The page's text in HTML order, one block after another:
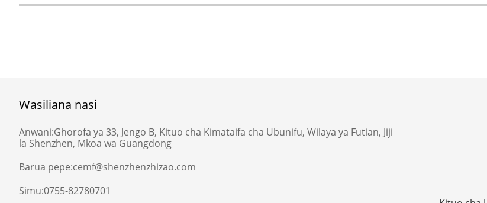
Wasiliana nasi
Anwani:Ghorofa ya 33, Jengo B, Kituo cha Kimataifa cha Ubunifu, Wilaya ya Futian, Jiji
la Shenzhen, Mkoa wa Guangdong
Barua pepe:cemf@shenzhenzhizao.com
Simu:0755-82780701